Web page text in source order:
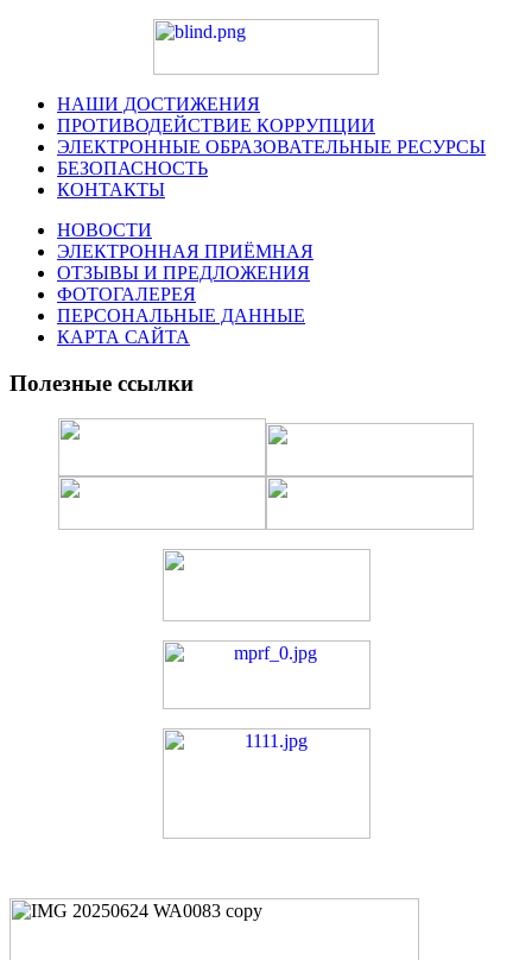
НАШИ ДОСТИЖЕНИЯ
ПРОТИВОДЕЙСТВИЕ КОРРУПЦИИ
ЭЛЕКТРОННЫЕ ОБРАЗОВАТЕЛЬНЫЕ РЕСУРСЫ
БЕЗОПАСНОСТЬ
КОНТАКТЫ
НОВОСТИ
ЭЛЕКТРОННАЯ ПРИЁМНАЯ
ОТЗЫВЫ И ПРЕДЛОЖЕНИЯ
ФОТОГАЛЕРЕЯ
ПЕРСОНАЛЬНЫЕ ДАННЫЕ
КАРТА САЙТА
Полезные ссылки